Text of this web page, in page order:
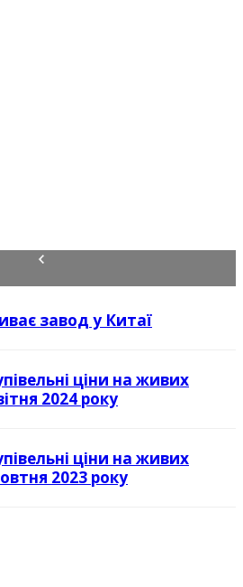
завод у Китаї
ціни на живих
2024 року
ціни на живих
2023 року